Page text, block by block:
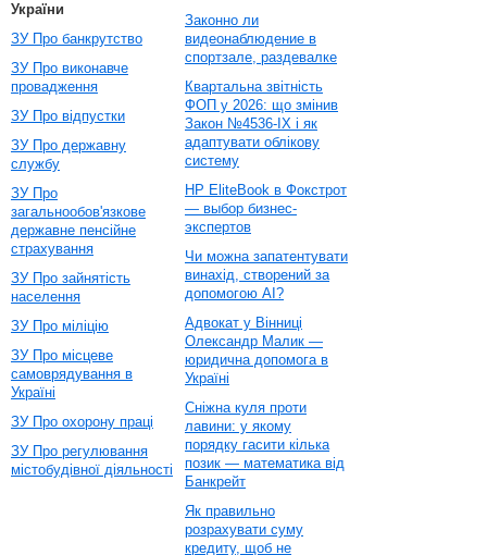
України
ЗУ Про банкрутство
ЗУ Про виконавче
провадження
ЗУ Про відпустки
ЗУ Про державну
службу
ЗУ Про
загальнообов'язкове
державне пенсійне
страхування
ЗУ Про зайнятість
населення
ЗУ Про міліцію
ЗУ Про місцеве
самоврядування в
Україні
ЗУ Про охорону праці
ЗУ Про регулювання
містобудівної діяльності
Законно ли
видеонаблюдение в
спортзале, раздевалке
Квартальна звітність
ФОП у 2026: що змінив
Закон №4536-IX і як
адаптувати облікову
систему
HP EliteBook в Фокстрот
— выбор бизнес-
экспертов
Чи можна запатентувати
винахід, створений за
допомогою AI?
Адвокат у Вінниці
Олександр Малик —
юридична допомога в
Україні
Сніжна куля проти
лавини: у якому
порядку гасити кілька
позик — математика від
Банкрейт
Як правильно
розрахувати суму
кредиту, щоб не